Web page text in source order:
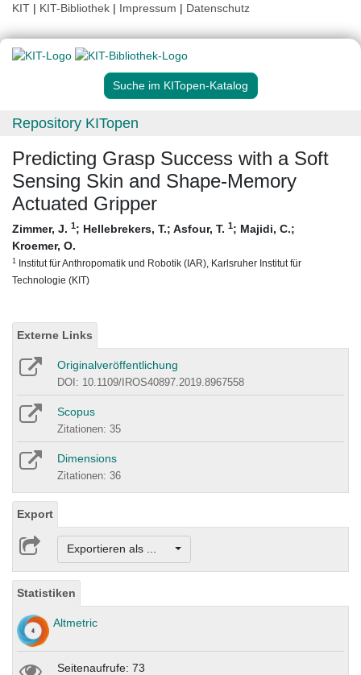
KIT | KIT-Bibliothek | Impressum | Datenschutz
Suche im KITopen-Katalog
Repository KITopen
Predicting Grasp Success with a Soft
Sensing Skin and Shape-Memory
Actuated Gripper
Zimmer, J. 1; Hellebrekers, T.; Asfour, T. 1; Majidi, C.;
Kroemer, O.
1 Institut für Anthropomatik und Robotik (IAR), Karlsruher Institut für
Technologie (KIT)
Externe Links
Originalveröffentlichung
DOI: 10.1109/IROS40897.2019.8967558
Scopus
Zitationen: 35
Dimensions
Zitationen: 36
Export
Exportieren als ...
Statistiken
Altmetric
Seitenaufrufe: 73